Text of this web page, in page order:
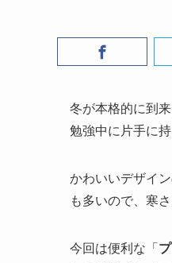
冬が本格的に到
勉強中に片手に
かわいいデザイ
も多いので、寒
今回は便利な「